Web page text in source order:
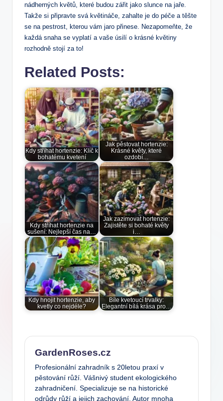
nádherných květů,⁤ které budou zářit jako⁣ slunce na jaře.
‍Takže‌ si ⁢připravte ⁢svá květináče, zahalte je do péče a⁤ těšte​
se na⁣ pestrost, kterou ⁤vám ‍jaro‌ přinese. Nezapomeňte, že
každá snaha se ⁣vyplatí a vaše úsilí ⁤o​ krásné květiny‌
rozhodně stojí za to!
Related Posts:
Kdy stříhat hortenzie: Klíč k
bohatému kvetení
Jak pěstovat hortenzie:
Krásné květy, které
ozdobí…
Kdy stříhat hortenzie na
sušení: Nejlepší čas na…
Jak zazimovat hortenzie:
Zajistěte si bohaté květy
i…
Kdy hnojit hortenzie, aby
kvetly co nejdéle?
Bíle kvetoucí trvalky:
Elegantní bílá krása pro…
GardenRoses.cz
Profesionální zahradník s 20letou praxí v
pěstování růží. Vášnivý student ekologického
zahradničení. Specializuje se na historické
odrůdy růží a jejich zachování. Autor mnoha